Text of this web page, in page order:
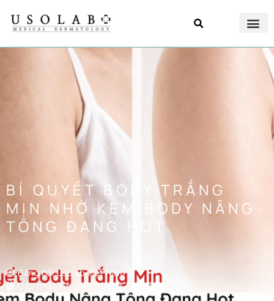
BÍ QUYẾT BODY TRẮNG
MỊN NHỜ KEM BODY NÂNG
TÔNG ĐANG HOT
Đăng bởiUsolab Việt Nam
Cập nhật lần cuối: Tháng 7 16, 2026